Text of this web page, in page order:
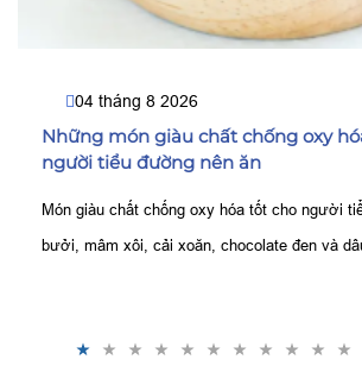
04 tháng 8 2026
Những món giàu chất chống oxy
người tiểu đường nên ăn
Món giàu chất chống oxy hóa tốt cho người
bưởi, mâm xôi, cải xoăn, chocolate đen và